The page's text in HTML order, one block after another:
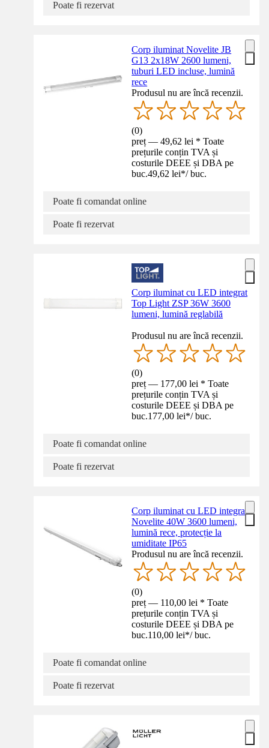
Poate fi rezervat
Corp iluminat Novelite JB
G13 2x18W 2600 lumeni,
tuburi LED incluse, lumină
rece
Produsul nu are încă recenzii.
(0)
preț — 49,62 lei * Toate
prețurile conțin TVA și
costurile DEEE și DBA pe
buc.49,62 lei*/ buc.
Poate fi comandat online
Poate fi rezervat
Corp iluminat cu LED integrat
Top Light ZSP 36W 3600
lumeni, lumină reglabilă
Produsul nu are încă recenzii.
(0)
preț — 177,00 lei * Toate
prețurile conțin TVA și
costurile DEEE și DBA pe
buc.177,00 lei*/ buc.
Poate fi comandat online
Poate fi rezervat
Corp iluminat cu LED integrat
Novelite 40W 3600 lumeni,
lumină rece, protecție la
umiditate IP65
Produsul nu are încă recenzii.
(0)
preț — 110,00 lei * Toate
prețurile conțin TVA și
costurile DEEE și DBA pe
buc.110,00 lei*/ buc.
Poate fi comandat online
Poate fi rezervat